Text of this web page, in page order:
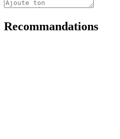
Recommandations